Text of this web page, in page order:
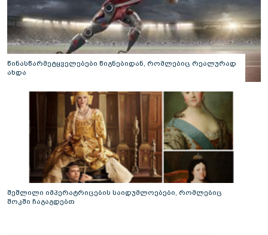
წინასწარმეტყველებები წიგნებიდან, რომლებიც რეალურად
ახდა
შეშლილი იმპერატრიცების საიდუმლოებები, რომლებიც
შოკში ჩაგაგდებთ